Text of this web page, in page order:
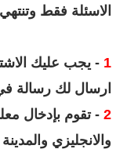
الاسئلة فقط
1 - يجب عليك
ارسال لك رسالة
2 - تقوم بإدخال
والانجليزي